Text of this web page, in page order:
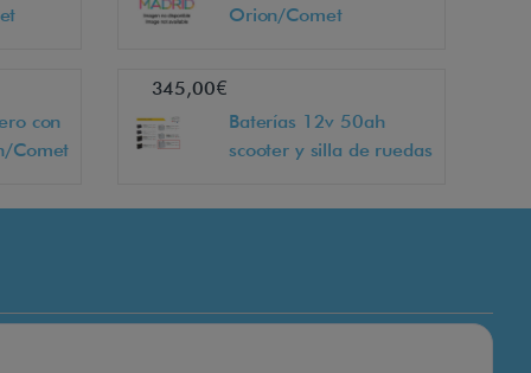
Orion/Comet
con
Comet
345,00€
Baterías 12v 50ah
scooter y silla de ruedas